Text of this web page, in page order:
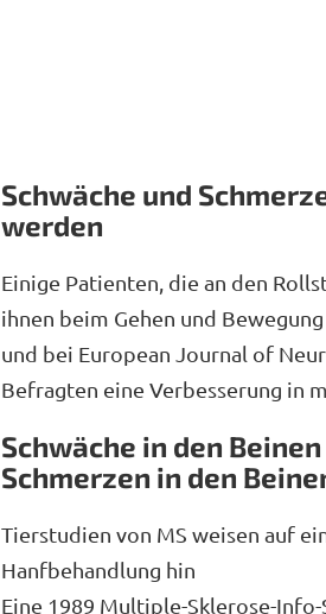
Schwäche und
werden
Einige Patienten, die an den
ihnen beim Gehen und
und bei European Journal of
Befragten eine Verbesserung in
Schwäche in den
Schmerzen in den
Tierstudien von MS weisen auf
Hanfbehandlung hin
Eine 1989 Multiple-Sklerose-